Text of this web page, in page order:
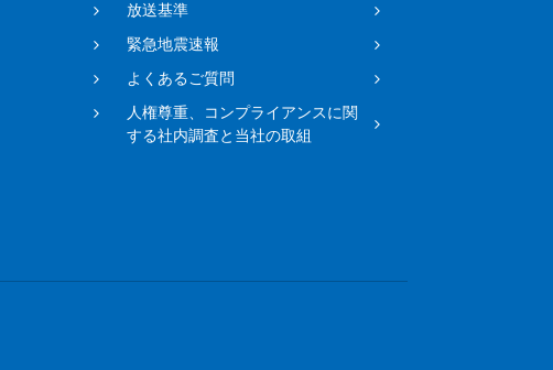
放送基準
緊急地震速報
よくあるご質問
人権尊重、コンプライアンスに関
する社内調査と当社の取組